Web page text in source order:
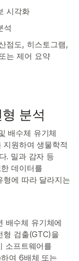
시각화
석
점도, 히스토그램,
는 제어 요약
분석
배수체 유기체
원하여 생물학적
. 밀과 감자 등
데이터를
형에 따라 달라지는
배수체 유기체에
형 검출(GTC)을
소프트웨어를
여 6배체 또는